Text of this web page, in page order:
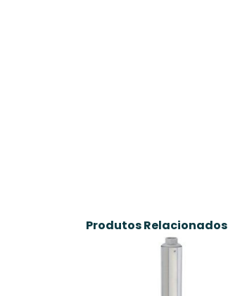
Produtos Relacionados